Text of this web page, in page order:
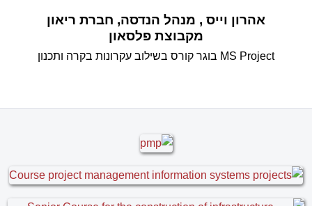
"כשיוצאים מגיעים למקומות
נפלאים"